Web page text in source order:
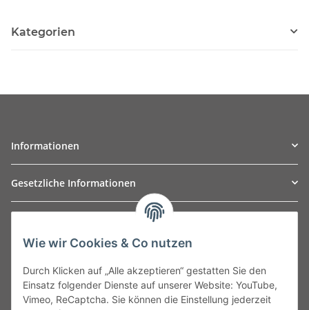
Kategorien
Informationen
Gesetzliche Informationen
Leibnizstraße 2a
Germany
Phone:+49 40 5287270
Wie wir Cookies & Co nutzen
Durch Klicken auf „Alle akzeptieren“ gestatten Sie den
Einsatz folgender Dienste auf unserer Website: YouTube,
Vimeo, ReCaptcha. Sie können die Einstellung jederzeit